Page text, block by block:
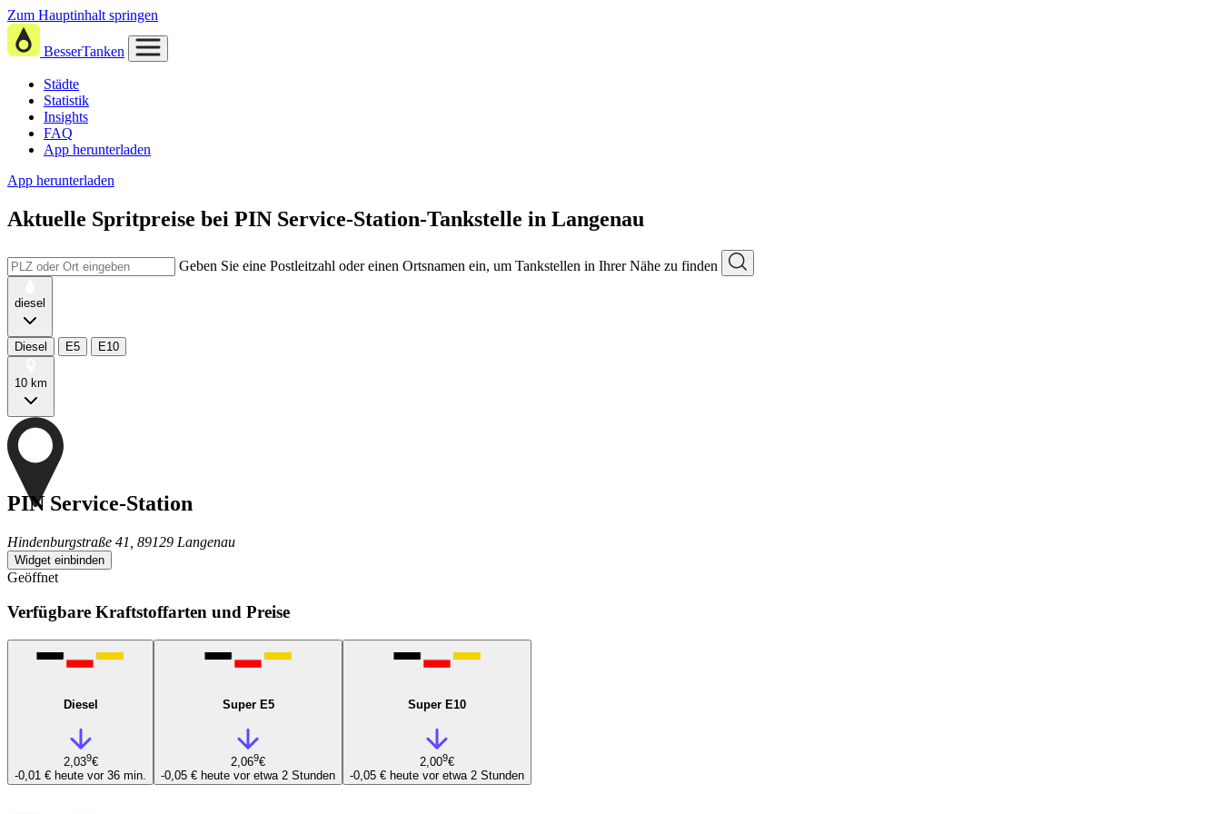
Zum Hauptinhalt springen
BesserTanken
Städte
Statistik
Insights
FAQ
App herunterladen
App herunterladen
Aktuelle Spritpreise bei PIN Service-Station-Tankstelle in Langenau
Geben Sie eine Postleitzahl oder einen Ortsnamen ein, um Tankstellen in Ihrer Nähe zu finden
diesel
Diesel E5 E10
10 km
PIN Service-Station
Hindenburgstraße 41, 89129 Langenau
Widget einbinden
Geöffnet
Verfügbare Kraftstoffarten und Preise
Diesel
2,039€
-0,01 € heute vor 36 min.
Super E5
2,069€
-0,05 € heute vor etwa 2 Stunden
Super E10
2,009€
-0,05 € heute vor etwa 2 Stunden